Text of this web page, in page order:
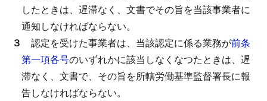
したときは、遅滞なく、文書でその旨を当該事業者に
通知しなければならない。
３
認定を受けた事業者は、当該認定に係る業務が前条
第一項各号のいずれかに該当しなくなつたときは、遅
滞なく、文書で、その旨を所轄労働基準監督署長に報
告しなければならない。